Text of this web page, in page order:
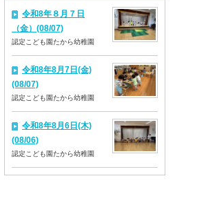
令和8年８月７日
（金）(08/07)
認定こども園たから幼稚園
令和8年8月7日(金)
(08/07)
認定こども園たから幼稚園
令和8年8月6日(木)
(08/06)
認定こども園たから幼稚園